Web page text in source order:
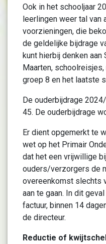
Ook in het schooljaar
leerlingen weer tal
voorzieningen, die
de geldelijke bijdrage
kunt hierbij denken aan
Maarten,
groep 8 en het laatste
De ouderbijdrage
45. De ouderbijdrage
Er dient opgemerkt te
wet op het Primair
dat het een vrijwillige
ouders/verzorgers de
overeenkomst slechts
aan te gaan. In dit
factuur, binnen 14
de directeur.
Reductie of